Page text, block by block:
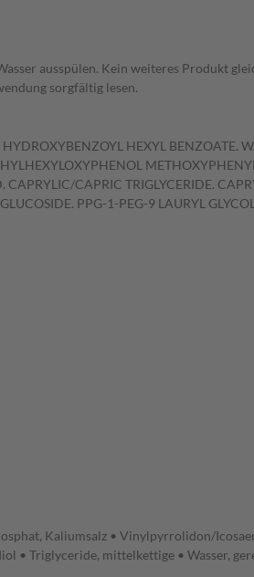
ausspülen. Kein weiteres Produkt
sorgfältig lesen.
HEXYL BENZOATE.
CAPRIC TRIGLYCERIDE.
PPG-1-PEG-9 LAURYL
Kaliumsalz • Vinylpyrrolidon/
• Triglyceride, mittelkettige • Wasser,